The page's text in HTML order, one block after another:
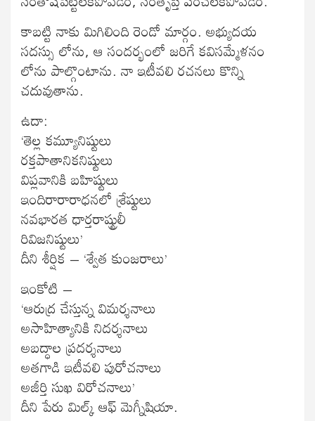
కాబట్టి నాకు మిగిలింది రెండో మార్గం. అభ్యుదయ
సదస్సు లోను, ఆ సందర్భంలో జరిగే కవిసమ్మేళనం
లోను పాల్గొంటాను. నా ఇటీవలి రచనలు కొన్ని
చదువుతాను.
ఉదా:
‘తెల్ల కమ్యూనిష్టులు
రక్తపాతానికనిష్టులు
విప్లవానికి బహిష్టులు
ఇందిరారారాధనలో శ్రేష్టులు
నవభారత ధార్తరాష్ట్రులీ
రివిజనిష్టులు’
దీని శీర్షిక – ‘శ్వేత కుంజరాలు’
ఇంకోటి –
‘ఆరుద్ర చేస్తున్న విమర్శనాలు
అసాహిత్యానికి నిదర్శనాలు
అబద్ధాల ప్రదర్శనాలు
అతగాడి ఇటీవలి పురోచనాలు
అజీర్తి సుఖ విరోచనాలు’
దీని పేరు మిల్క్ ఆఫ్ మెగ్నీషియా.